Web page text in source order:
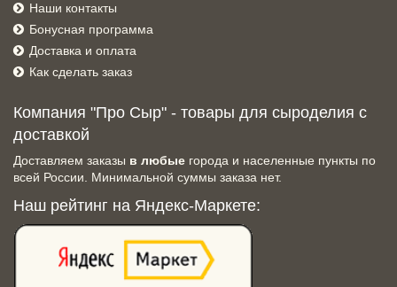
Наши контакты
Бонусная программа
Доставка и оплата
Как сделать заказ
Компания "Про Сыр" - товары для сыроделия с
доставкой
Доставляем заказы в любые города и населенные пункты по
всей России. Минимальной суммы заказа нет.
Наш рейтинг на Яндекс-Маркете: